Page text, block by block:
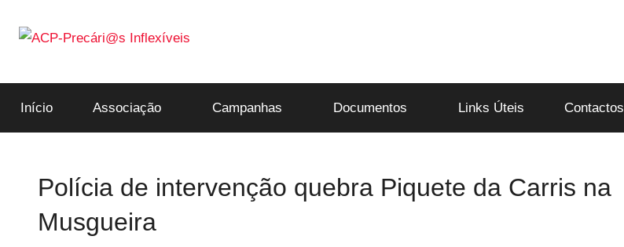
para
ACP-
Precári@s
Início Associação Campanhas Documentos Links Úteis Contactos
Polícia de intervenção quebra Piquete da Carris na
Musgueira